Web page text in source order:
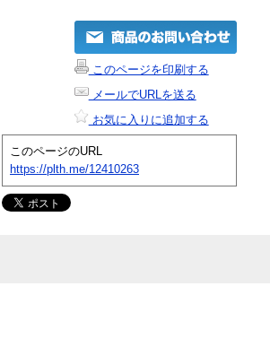
このページを印刷する
メールでURLを送る
お気に入りに追加する
このページのURL
https://plth.me/12410263